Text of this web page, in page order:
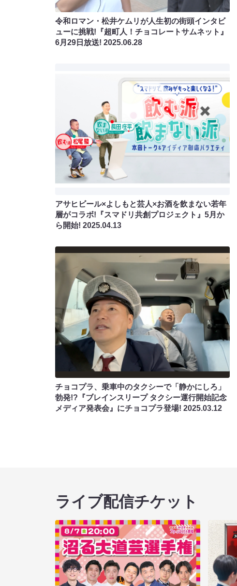
令和ロマン・松井ケムリが人生初の街頭インタビ
ューに挑戦!『超町人！チョコレートサムネット』
6月29日放送! 2025.06.28
アサヒビール×よしもと芸人×お酒を飲まない若年
層がコラボ!『スマドリ共創プロジェクト』5月か
ら開始! 2025.04.13
チョコプラ、乗車中のタクシーで「静かにしろ」
勃発!?『ブレインスリープ タクシー運行開始記念
メディア発表会』にチョコプラ登場! 2025.03.12
ライブ配信チケット